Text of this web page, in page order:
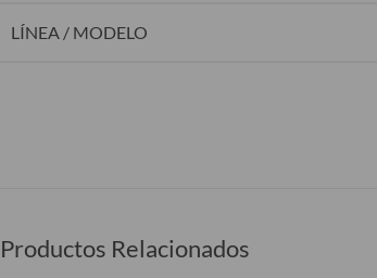
LÍNEA / MODELO
Productos Relacionados